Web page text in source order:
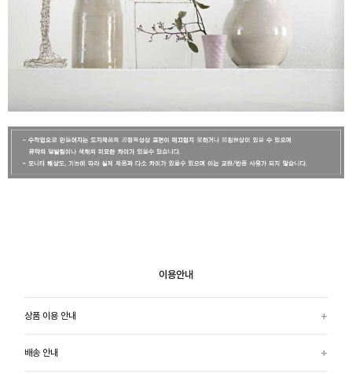
이용안내
상품 이용 안내
배송 안내